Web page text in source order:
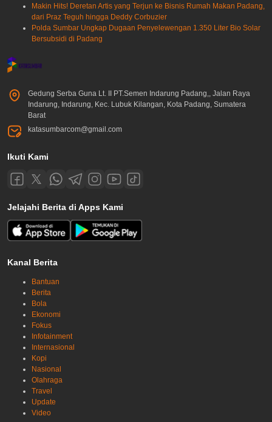
Makin Hits! Deretan Artis yang Terjun ke Bisnis Rumah Makan Padang,
dari Praz Teguh hingga Deddy Corbuzier
Polda Sumbar Ungkap Dugaan Penyelewengan 1.350 Liter Bio Solar
Bersubsidi di Padang
Gedung Serba Guna Lt. II PT.Semen Indarung Padang,, Jalan Raya
Indarung, Indarung, Kec. Lubuk Kilangan, Kota Padang, Sumatera
Barat
katasumbarcom@gmail.com
Ikuti Kami
Jelajahi Berita di Apps Kami
Kanal Berita
Bantuan
Berita
Bola
Ekonomi
Fokus
Infotainment
Internasional
Kopi
Nasional
Olahraga
Travel
Update
Video